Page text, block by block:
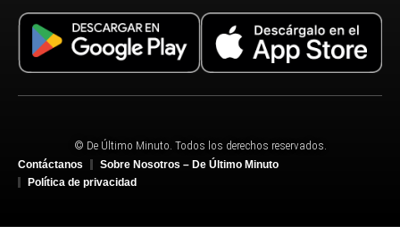
© De Último Minuto. Todos los derechos reservados.
Contáctanos
Sobre Nosotros – De Último Minuto
Política de privacidad